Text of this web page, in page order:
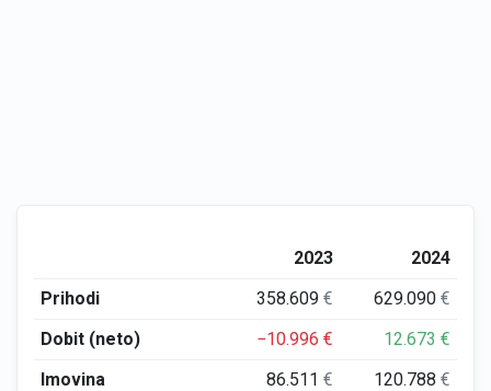
2023
2024
Prihodi
358.609€ 629.090€
Dobit (neto)
−10.996€ 12.673€
Imovina
86.511€ 120.788€